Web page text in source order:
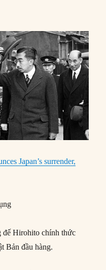
Japan’s surrender,
đế Hirohito chính thức
Bản đầu hàng.